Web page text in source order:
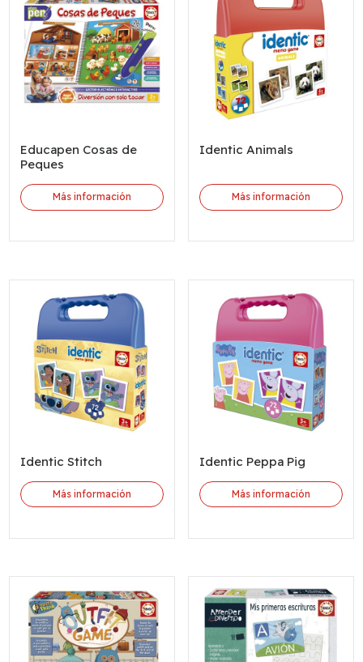
Educapen Cosas de
Peques
Más información
Identic Animals
Más información
Identic Stitch
Más información
Identic Peppa Pig
Más información